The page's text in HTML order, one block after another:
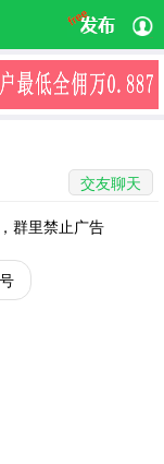
交友聊天
群里禁止广告